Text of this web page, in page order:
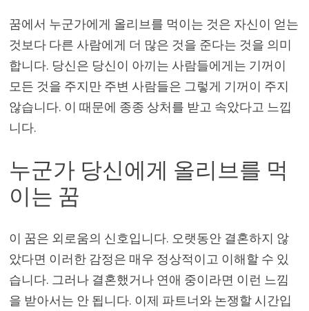
꿈에서 누군가에게 올리브를 먹이는 것은 자신이 얻는
것보다 다른 사람에게 더 많은 것을 준다는 것을 의미
합니다. 당신은 당신이 아끼는 사람들에게는 기꺼이
모든 것을 주지만 주변 사람들은 그렇게 기꺼이 주지
않습니다. 이 때문에 종종 상처를 받고 속았다고 느낍
니다.
누군가 당신에게 올리브를 먹
이는 꿈
이 꿈은 외로움의 신호입니다. 오랫동안 결혼하지 않
았다면 이러한 감정은 매우 정상적이고 이해할 수 있
습니다. 그러나 결혼했거나 연애 중이라면 이런 느낌
을 받아서는 안 됩니다. 이제 파트너와 논쟁할 시간입